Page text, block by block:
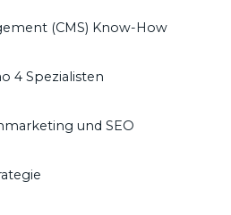
(CMS) Know-How
4 Spezialisten
und SEO